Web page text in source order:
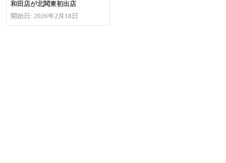
和田店が北関東初出店
開始日: 2026年2月18日